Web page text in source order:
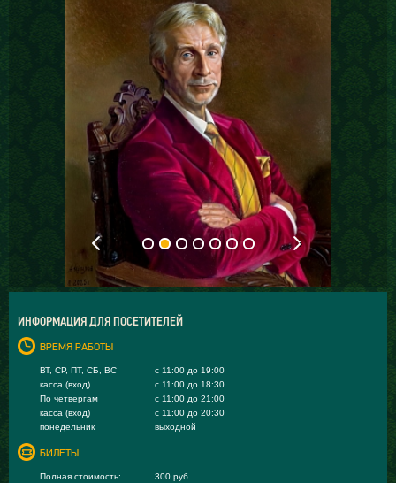
‹ ›
ИНФОРМАЦИЯ ДЛЯ ПОСЕТИТЕЛЕЙ
ВРЕМЯ РАБОТЫ
ВТ, СР, ПТ, СБ, ВС
с 11:00 до 19:00
касса (вход)
с 11:00 до 18:30
По четвергам
с 11:00 до 21:00
касса (вход)
с 11:00 до 20:30
понедельник
выходной
БИЛЕТЫ
Полная стоимость:
300 руб.